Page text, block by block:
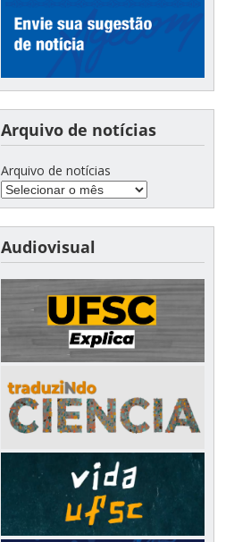
Arquivo de notícias
Arquivo de notícias
Audiovisual